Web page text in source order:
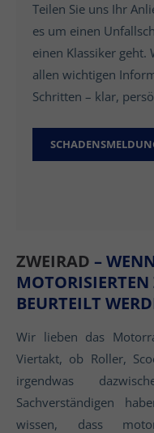
Teilen Sie uns Ihr
es um einen
einen Klassiker
allen wichtigen
Schritten – klar,
ZWEIRAD –
BEURTEILT
Wir lieben das
Viertakt, ob Roller,
irgendwas
Sachverständigen
wissen, dass